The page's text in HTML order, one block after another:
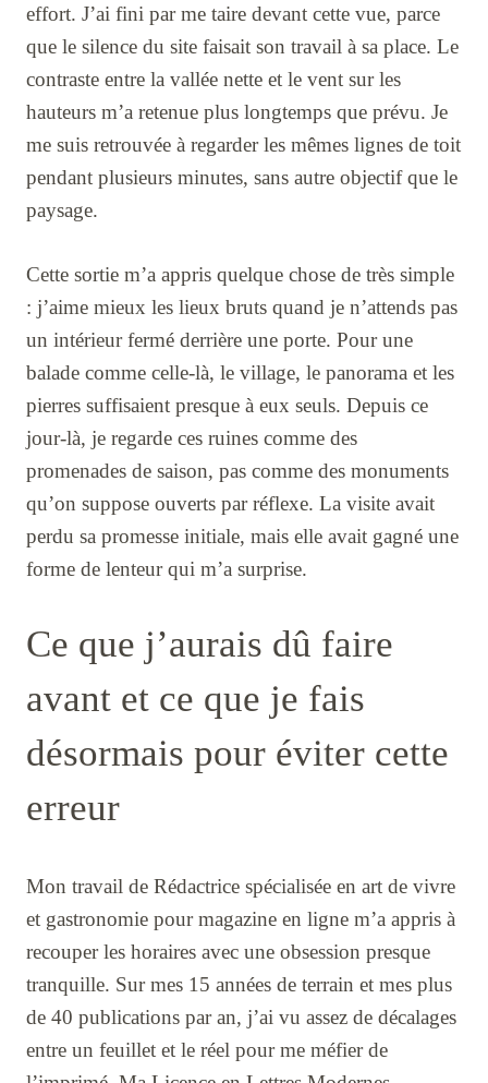
effort. J’ai fini par me taire devant cette vue, parce
que le silence du site faisait son travail à sa place. Le
contraste entre la vallée nette et le vent sur les
hauteurs m’a retenue plus longtemps que prévu. Je
me suis retrouvée à regarder les mêmes lignes de toit
pendant plusieurs minutes, sans autre objectif que le
paysage.
Cette sortie m’a appris quelque chose de très simple
: j’aime mieux les lieux bruts quand je n’attends pas
un intérieur fermé derrière une porte. Pour une
balade comme celle-là, le village, le panorama et les
pierres suffisaient presque à eux seuls. Depuis ce
jour-là, je regarde ces ruines comme des
promenades de saison, pas comme des monuments
qu’on suppose ouverts par réflexe. La visite avait
perdu sa promesse initiale, mais elle avait gagné une
forme de lenteur qui m’a surprise.
Ce que j’aurais dû faire
avant et ce que je fais
désormais pour éviter cette
erreur
Mon travail de Rédactrice spécialisée en art de vivre
et gastronomie pour magazine en ligne m’a appris à
recouper les horaires avec une obsession presque
tranquille. Sur mes 15 années de terrain et mes plus
de 40 publications par an, j’ai vu assez de décalages
entre un feuillet et le réel pour me méfier de